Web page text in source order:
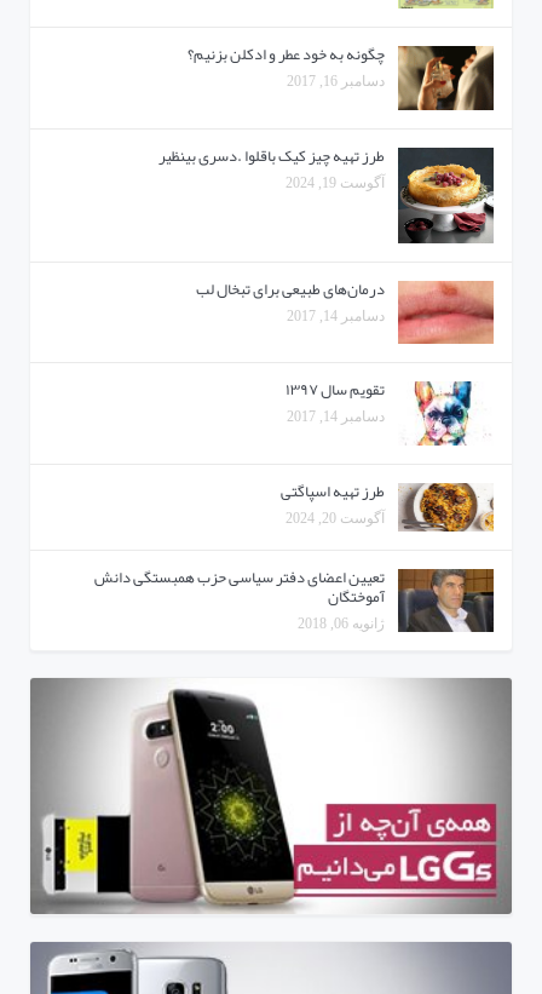
چگونه به خود عطر و ادکلن بزنیم؟
دسامبر 16, 2017
طرز تهیه چیز کیک باقلوا .دسری بینظیر
آگوست 19, 2024
درمان‌های طبیعی برای تبخال لب
دسامبر 14, 2017
تقویم سال ۱۳۹۷
دسامبر 14, 2017
طرز تهیه اسپاگتی
آگوست 20, 2024
تعیین اعضای دفتر سیاسی حزب همبستگی دانش
آموختگان
ژانویه 06, 2018